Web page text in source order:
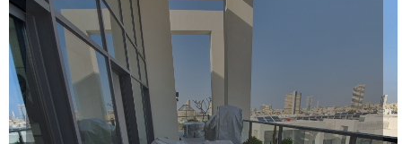
ריפודי ריהוט חוץ